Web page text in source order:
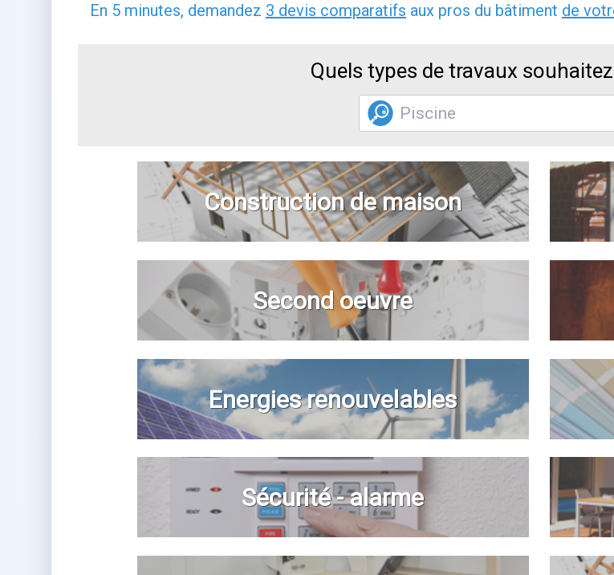
En 5 minutes, demandez 3 devis comparatifs aux pros du bâtiment de
Quels types de travaux
Construction de maison
Second oeuvre
Energies renouvelables
Sécurité - alarme